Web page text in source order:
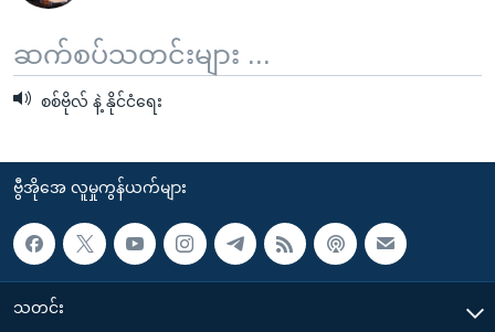
ဆက်စပ်သတင်းများ ...
စစ်ဗိုလ် နဲ့ နိုင်ငံရေး
ဗွီအိုအေ လူမှုကွန်ယက်များ
သတင်း